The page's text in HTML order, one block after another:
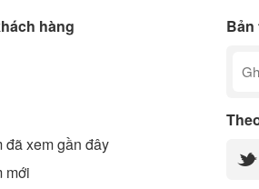
hàng
đã xem gần đây
mới
Bản